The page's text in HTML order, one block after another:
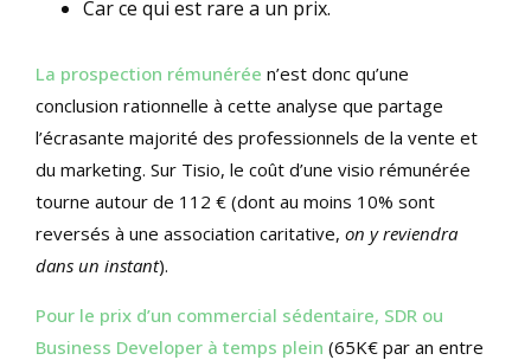
Car ce qui est rare a un prix.
La prospection rémunérée n’est donc qu’une
conclusion rationnelle à cette analyse que partage
l’écrasante majorité des professionnels de la vente et
du marketing. Sur Tisio, le coût d’une visio rémunérée
tourne autour de 112 € (dont au moins 10% sont
reversés à une association caritative, on y reviendra
dans un instant).
Pour le prix d’un commercial sédentaire, SDR ou
Business Developer à temps plein (65K€ par an entre